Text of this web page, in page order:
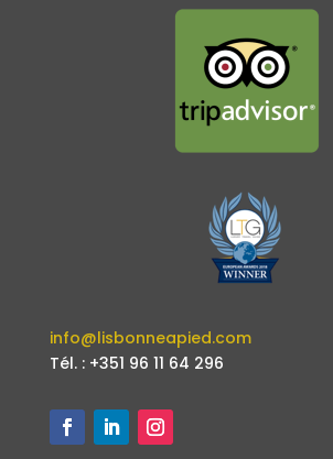
info@lisbonneapied.com
Tél. : +351 96 11 64 296